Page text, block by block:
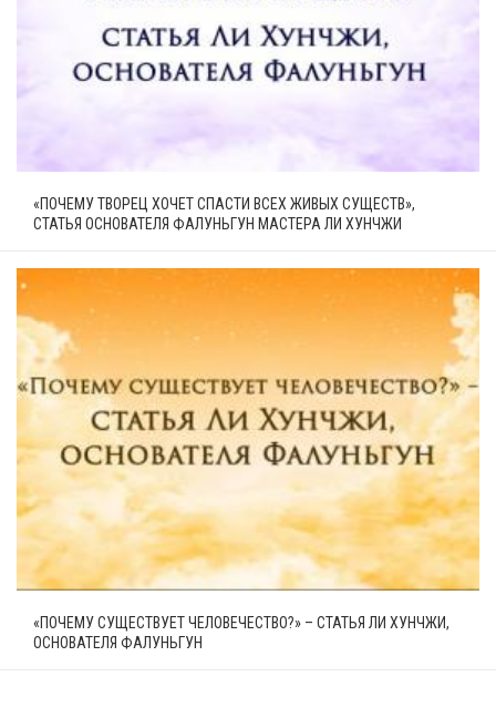
«ПОЧЕМУ ТВОРЕЦ ХОЧЕТ СПАСТИ ВСЕХ ЖИВЫХ СУЩЕСТВ»,
СТАТЬЯ ОСНОВАТЕЛЯ ФАЛУНЬГУН МАСТЕРА ЛИ ХУНЧЖИ
«ПОЧЕМУ СУЩЕСТВУЕТ ЧЕЛОВЕЧЕСТВО?» – СТАТЬЯ ЛИ ХУНЧЖИ,
ОСНОВАТЕЛЯ ФАЛУНЬГУН